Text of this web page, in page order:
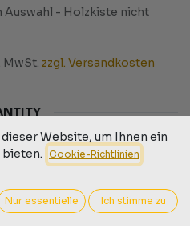
Auswahl - Holzkiste nicht
MwSt. zzgl. Versandkosten
Website, um Ihnen ein
bieten. Cookie-Richtlinien
Nur essentielle Ich stimme zu